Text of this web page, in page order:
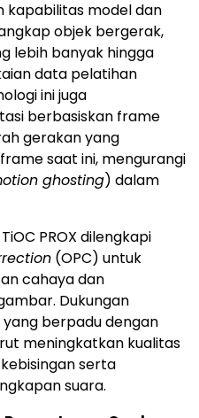
kapabilitas model dan
objek bergerak,
lebih banyak hingga
data pelatihan
ini juga
berbasiskan frame
gerakan yang
saat ini, mengurangi
ghosting) dalam
PROX dilengkapi
(OPC) untuk
cahaya dan
Dukungan
berpadu dengan
meningkatkan kualitas
serta
suara.